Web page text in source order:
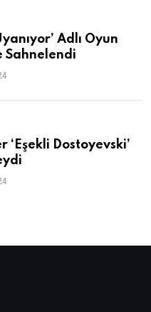
Adlı Oyun
Sahnelendi
‘Eşekli Dostoyevski’